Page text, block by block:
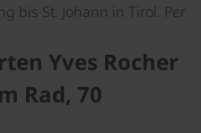
bis St. Johann in Tirol. Per
Yves Rocher
Rad, 70